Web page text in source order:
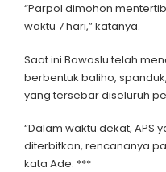
“Parpol dimohon
waktu 7 hari,” katanya.
Saat ini Bawaslu telah
berbentuk baliho,
yang tersebar diseluruh
“Dalam waktu dekat, APS
diterbitkan, rencananya
kata Ade. ***